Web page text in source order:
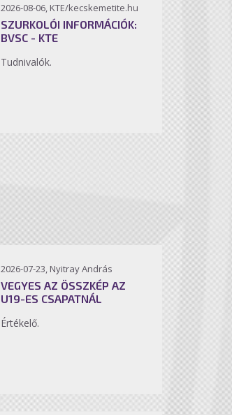
2026-08-06, KTE/kecskemetite.hu
SZURKOLÓI INFORMÁCIÓK:
BVSC - KTE
Tudnivalók.
2026-07-23, Nyitray András
VEGYES AZ ÖSSZKÉP AZ
U19-ES CSAPATNÁL
Értékelő.